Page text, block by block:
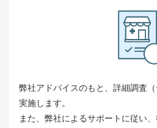
弊社アドバイスのもと、詳細調査
実施します。
また、弊社によるサポートに従い